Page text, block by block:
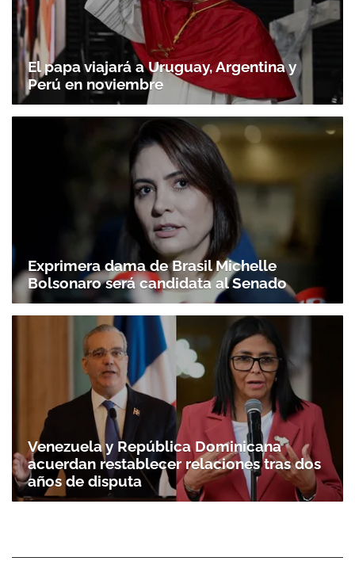
El papa viajará a Uruguay, Argentina y
Perú en noviembre
Exprimera dama de Brasil Michelle
Bolsonaro será candidata al Senado
Venezuela y República Dominicana
acuerdan restablecer relaciones tras dos
años de disputa